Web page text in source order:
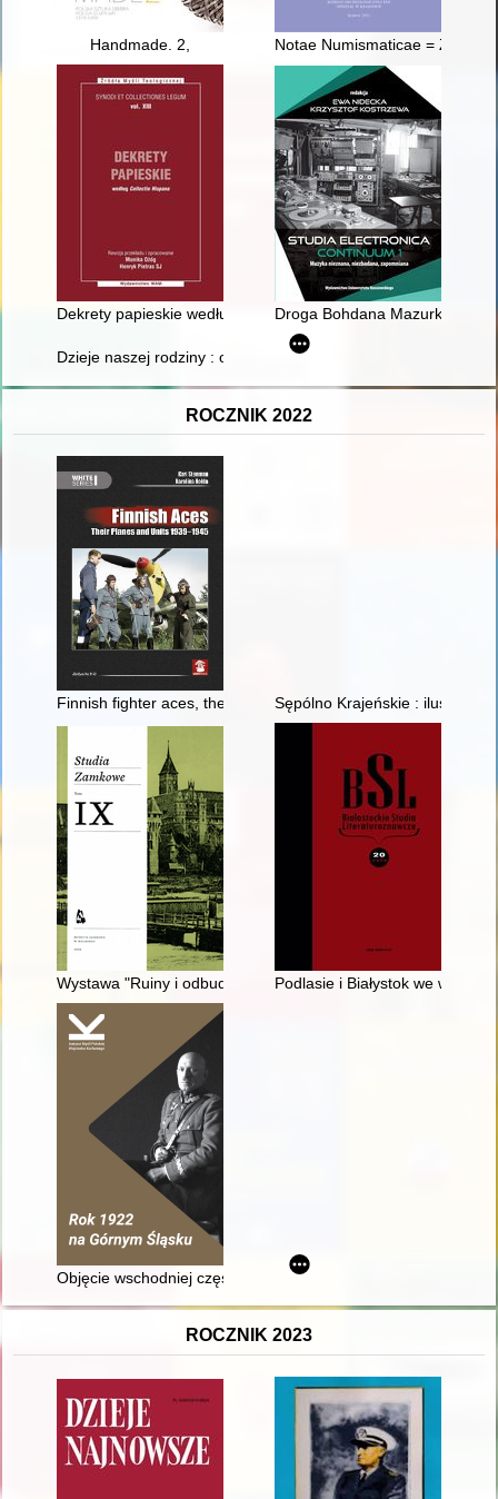
Handmade. 2, Notae Numismaticae = Zapiski
Dekrety papieskie według "Collectio Hispana"Droga Bohdana Mazurka do
Dzieje naszej rodziny : od Tomasza Bancarzewskiego
ROCZNIK 2022
Finnish fighter aces, their planes and units 1939-1945
Sępólno Krajeńskie :
Wystawa "Ruiny i odbudowa w obiektywie Macieja Kilarskiego"
Podlasie i Białystok we
Objęcie wschodniej części Górnego Śląska przez Polskę w
ROCZNIK 2023